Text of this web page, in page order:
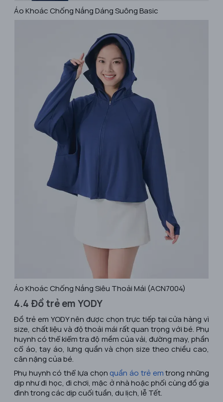
Áo Khoác Chống Nắng Dáng Suông Basic
Áo Khoác Chống Nắng Siêu Thoải Mái (ACN7004)
4.4 Đồ trẻ em YODY
Đồ trẻ em YODY nên được chọn trực tiếp tại cửa hàng vì
size, chất liệu và độ thoải mái rất quan trọng với bé. Phụ
huynh có thể kiểm tra độ mềm của vải, đường may, phần
cổ áo, tay áo, lưng quần và chọn size theo chiều cao,
cân nặng của bé.
Phụ huynh có thể lựa chọn quần áo trẻ em trong những
dịp như đi học, đi chơi, mặc ở nhà hoặc phối cùng đồ gia
đình trong các dịp cuối tuần, du lịch, lễ Tết.